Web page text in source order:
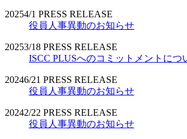
20254/1 PRESS RELEASE
役員人事異動のお知らせ
20253/18 PRESS RELEASE
ISCC PLUSへのコミットメントにつ
20246/21 PRESS RELEASE
役員人事異動のお知らせ
20242/22 PRESS RELEASE
役員人事異動のお知らせ